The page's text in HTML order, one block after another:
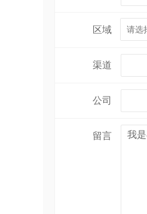
区域
渠道
公司
留言